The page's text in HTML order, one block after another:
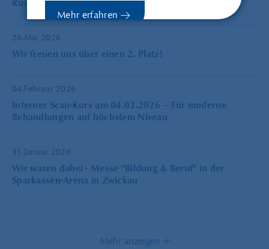
Mehr erfahren
Rundschreiben 2025
26.Mai 2026
Wir freuen uns über einen 2. Platz!
04.Februar 2026
Interner Scan-Kurs am 04.02.2026 – Für moderne
Behandlungen auf höchstem Niveau
31.Januar 2026
Wir waren dabei - Messe "Bildung & Beruf" in der
Sparkassen-Arena in Zwickau
Mehr anzeigen